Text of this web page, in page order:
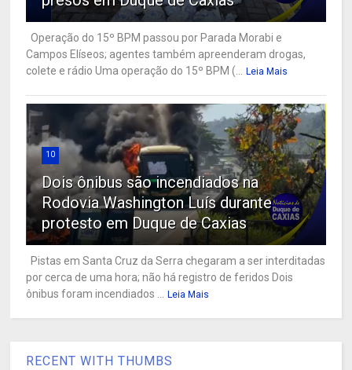
Operação do 15º BPM passou por Parada Morabi e
Campos Elíseos; agentes também apreenderam drogas,
colete e rádio Uma operação do 15º BPM (... Leia Mais
10
Dois ônibus são incendiados na
Rodovia Washington Luís durante
protesto em Duque de Caxias
Pistas em Santa Cruz da Serra chegaram a ser interditadas
por cerca de uma hora; não há registro de feridos Dois
ônibus foram incendiados ... Leia Mais
RECENT WITH THUMBS